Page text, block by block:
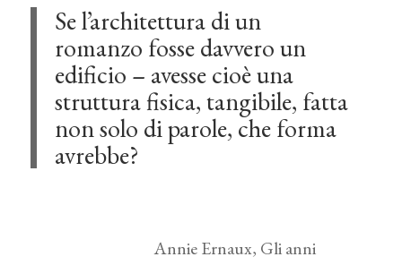
Se l’architettura di un
romanzo fosse davvero un
edificio – avesse cioè una
struttura fisica, tangibile, fatta
non solo di parole, che forma
avrebbe?
Annie Ernaux, Gli anni